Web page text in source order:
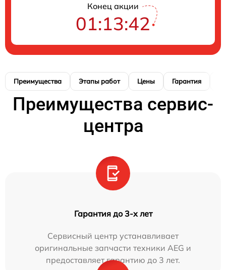
Конец акции
01:13:41
Преимущества Этапы работ Цены Гарантия
Преимущества сервис-
центра
Гарантия до 3-х лет
Сервисный центр устанавливает
оригинальные запчасти техники AEG и
предоставляет гарантию до 3 лет.